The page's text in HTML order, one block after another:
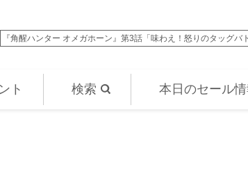
『名探偵プリキュア！』第28話「謎の怪盗デッチ・アゲイン」、
ト 検索 本日のセール情